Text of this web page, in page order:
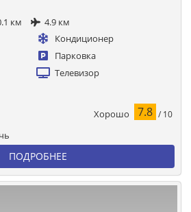
км
4.9 км
Кондиционер
Парковка
Телевизор
Хорошо 7.8 / 10
ПОДРОБНЕЕ